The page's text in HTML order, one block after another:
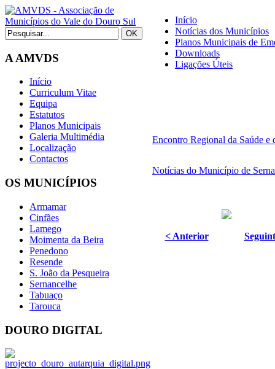
A AMVDS
Início
Curriculum Vitae
Equipa
Estatutos
Planos Municipais
Galeria Multimédia
Localização
Contactos
OS MUNICÍPIOS
Armamar
Cinfães
Lamego
Moimenta da Beira
Penedono
Resende
S. João da Pesqueira
Sernancelhe
Tabuaço
Tarouca
DOURO DIGITAL
Início
Notícias dos Municípios
Planos Municipais de
Downloads
Ligações Úteis
Encontro Regional da Saúde e
Notícias do Município de
< Anterior